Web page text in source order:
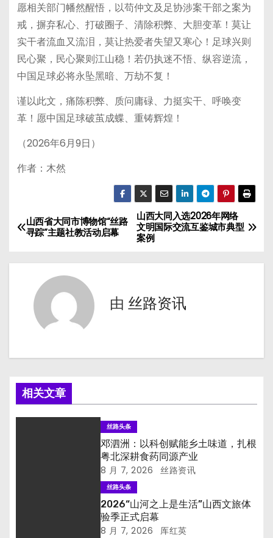
愿相关部门幡然醒悟，以苟仲文及足协涉案干部之案为
戒，摒弃私心、打破圈子、清除积弊、大胆变革！莫让
实干者流血又流泪，莫让热爱者失望又寒心！足球兴则
民心聚，民心聚则江山稳！若仍执迷不悟、纵容逆流，
中国足球必将永坠黑暗、万劫不复！
谨以此文，痛陈积弊、质问庸碌、力挺实干、呼唤变
革！愿中国足球破茧成蝶、重铸辉煌！
（2026年6月9日）
作者：木然
文
航
山西大同入选2026年网络
文明国际交流互鉴城市典型
案例
山西省大同市博物馆“丝路
寻踪”主题社教活动启幕
由 丝路资讯
相关文章
丝路头条
邓泗洲：以科创赋能乡土味道，扎根
粤北深耕食药同源产业
8 月 7, 2026 丝路资讯
丝路头条
2026“山河之上是生活”山西文旅体
验季正式启幕
8 月 7, 2026 厍红英